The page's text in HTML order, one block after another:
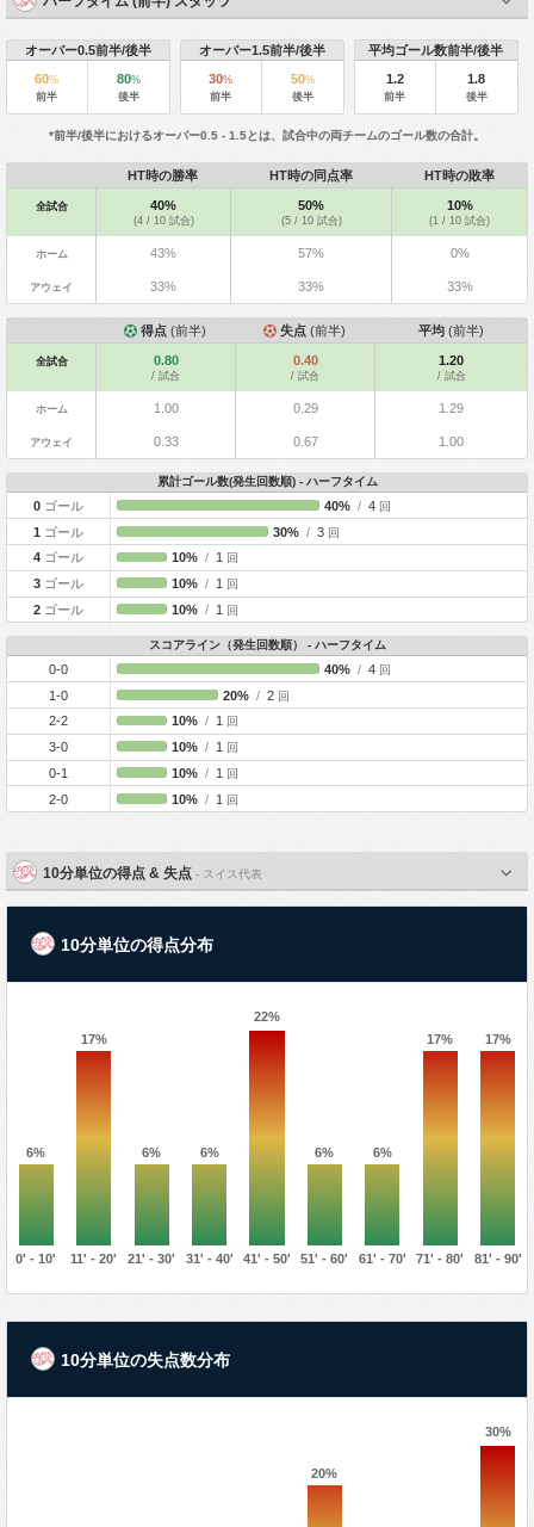
オーバー0.5前半/後半
60%
前半
80%
後半
オーバー1.5前半/後半
30%
前半
50%
後半
平均ゴール数前半/後半
1.2
前半
1.8
後半
*前半/後半におけるオーバー0.5 - 1.5とは、試合中の両チームのゴール数の合計。
HT時の勝率 HT時の同点率 HT時の敗率
全試合 40%
(4 / 10 試合)
50%
(5 / 10 試合)
10%
(1 / 10 試合)
ホーム 43% 57% 0%
アウェイ 33% 33% 33%
得点 (前半) 失点 (前半) 平均(前半)
全試合 0.80
/ 試合
0.40
/ 試合
1.20
/ 試合
ホーム 1.00 0.29 1.29
アウェイ 0.33 0.67 1.00
累計ゴール数(発生回数順) - ハーフタイム
0 ゴール 40% /4 回
1 ゴール 30% / 3 回
4 ゴール 10% / 1 回
3 ゴール 10% / 1 回
2 ゴール 10% / 1 回
スコアライン（発生回数順） - ハーフタイム
0-0 40% /4 回
1-0 20% /2 回
2-2 10% / 1 回
3-0 10% / 1 回
0-1 10% / 1 回
2-0 10% / 1 回
10分単位の得点 & 失点- スイス代表
10分単位の得点分布
6%
17%
6% 6%
22%
6% 6%
17% 17%
0' - 10' 11' - 20' 21' - 30' 31' - 40' 41' - 50' 51' - 60' 61' - 70' 71' - 80' 81' - 90'
10分単位の失点数分布
20%
30%